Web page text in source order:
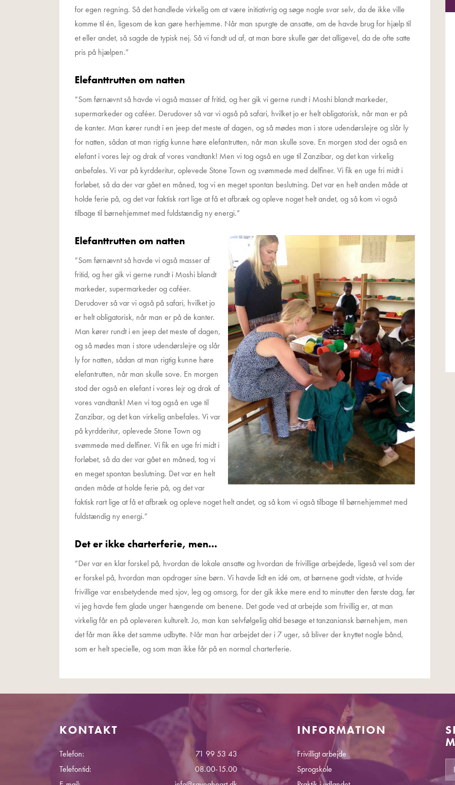
for egen regning. Så det handlede virkelig om at være initiativrig og søge nogle svar selv, da de ikke ville
komme til én, ligesom de kan gøre herhjemme. Når man spurgte de ansatte, om de havde brug for hjælp til
et eller andet, så sagde de typisk nej. Så vi fandt ud af, at man bare skulle gør det alligevel, da de ofte satte
pris på hjælpen.”
Elefanttrutten om natten
”Som førnævnt så havde vi også masser af fritid, og her gik vi gerne rundt i Moshi blandt markeder,
supermarkeder og caféer. Derudover så var vi også på safari, hvilket jo er helt obligatorisk, når man er på
de kanter. Man kører rundt i en jeep det meste af dagen, og så mødes man i store udendørslejre og slår ly
for natten, sådan at man rigtig kunne høre elefantrutten, når man skulle sove. En morgen stod der også en
elefant i vores lejr og drak af vores vandtank! Men vi tog også en uge til Zanzibar, og det kan virkelig
anbefales. Vi var på kyrdderitur, oplevede Stone Town og svømmede med delfiner. Vi fik en uge fri midt i
forløbet, så da der var gået en måned, tog vi en meget spontan beslutning. Det var en helt anden måde at
holde ferie på, og det var faktisk rart lige at få et afbræk og opleve noget helt andet, og så kom vi også
tilbage til børnehjemmet med fuldstændig ny energi.”
Elefanttrutten om natten
”Som førnævnt så havde vi også masser af
fritid, og her gik vi gerne rundt i Moshi blandt
markeder, supermarkeder og caféer.
Derudover så var vi også på safari, hvilket jo
er helt obligatorisk, når man er på de kanter.
Man kører rundt i en jeep det meste af dagen,
og så mødes man i store udendørslejre og slår
ly for natten, sådan at man rigtig kunne høre
elefantrutten, når man skulle sove. En morgen
stod der også en elefant i vores lejr og drak af
vores vandtank! Men vi tog også en uge til
Zanzibar, og det kan virkelig anbefales. Vi var
på kyrdderitur, oplevede Stone Town og
svømmede med delfiner. Vi fik en uge fri midt i
forløbet, så da der var gået en måned, tog vi
en meget spontan beslutning. Det var en helt
anden måde at holde ferie på, og det var
faktisk rart lige at få et afbræk og opleve noget helt andet, og så kom vi også tilbage til børnehjemmet med
fuldstændig ny energi.”
Det er ikke charterferie, men…
”Der var en klar forskel på, hvordan de lokale ansatte og hvordan de frivillige arbejdede, ligeså vel som der
er forskel på, hvordan man opdrager sine børn. Vi havde lidt en idé om, at børnene godt vidste, at hvide
frivillige var ensbetydende med sjov, leg og omsorg, for der gik ikke mere end to minutter den første dag, før
vi jeg havde fem glade unger hængende om benene. Det gode ved at arbejde som frivillig er, at man
virkelig får en på opleveren kulturelt. Jo, man kan selvfølgelig altid besøge et tanzaniansk børnehjem, men
det får man ikke det samme udbytte. Når man har arbejdet der i 7 uger, så bliver der knyttet nogle bånd,
som er helt specielle, og som man ikke får på en normal charterferie.
KONTAKT
Telefon:
71 99 53 43
Telefontid:
08.00-15.00
INFORMATION
Frivilligt arbejde
Sprogskole